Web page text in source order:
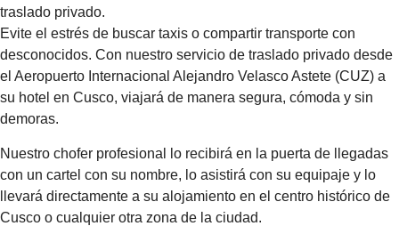
traslado privado.
Evite el estrés de buscar taxis o compartir transporte con
desconocidos. Con nuestro servicio de traslado privado desde
el Aeropuerto Internacional Alejandro Velasco Astete (CUZ) a
su hotel en Cusco, viajará de manera segura, cómoda y sin
demoras.
Nuestro chofer profesional lo recibirá en la puerta de llegadas
con un cartel con su nombre, lo asistirá con su equipaje y lo
llevará directamente a su alojamiento en el centro histórico de
Cusco o cualquier otra zona de la ciudad.